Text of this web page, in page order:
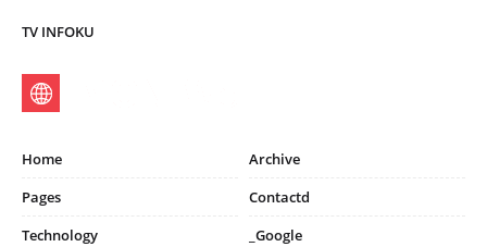
TV INFOKU
Home
Archive
Pages
Contactd
Technology
_Google